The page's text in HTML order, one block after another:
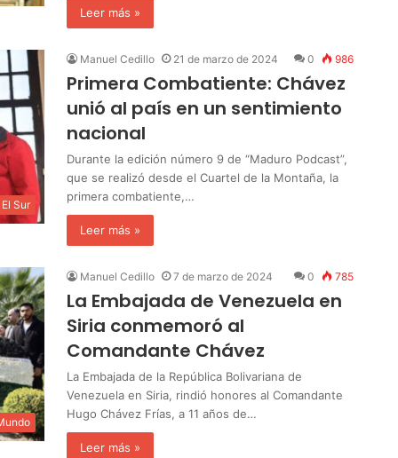
Leer más »
El Sur
Manuel Cedillo 21 de marzo de 2024 0 986
Primera Combatiente: Chávez
unió al país en un sentimiento
nacional
Durante la edición número 9 de “Maduro Podcast”,
que se realizó desde el Cuartel de la Montaña, la
primera combatiente,…
Leer más »
Manuel Cedillo 7 de marzo de 2024 0 785
La Embajada de Venezuela en
Siria conmemoró al
Comandante Chávez
La Embajada de la República Bolivariana de
Venezuela en Siria, rindió honores al Comandante
Hugo Chávez Frías, a 11 años de…
Leer más »